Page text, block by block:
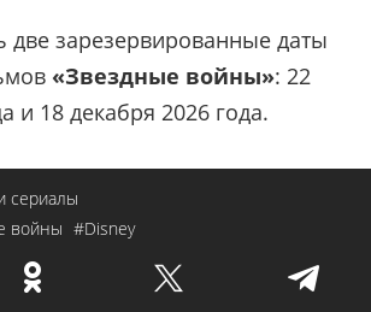
две зарезервированные даты
«Звездные войны»: 22
и 18 декабря 2026 года.
сериалы
войны #Disney